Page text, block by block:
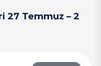
27 Temmuz – 2